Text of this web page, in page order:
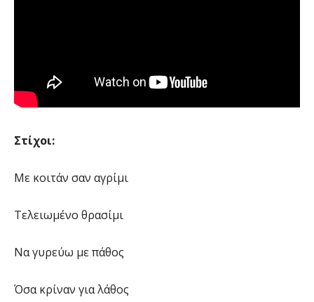
Στίχοι:
Με κοιτάν σαν αγρίμι
Τελειωμένο θρασίμι
Να γυρεύω με πάθος
Όσα κρίναν για λάθος